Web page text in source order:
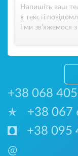
Напишіть ваш
в тексті
і ми зв’яжемося
+38 068
+38 067
+38 095
@